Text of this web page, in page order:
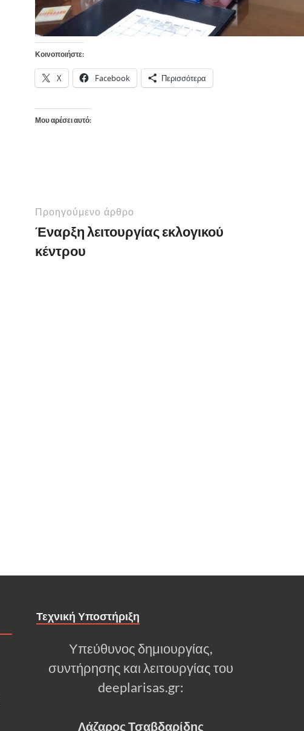
Κοινοποιήστε:
X Facebook Περισσότερα
Μου αρέσει αυτό:
Προηγούμενο άρθρο
Έναρξη λειτουργίας εκλογικού
κέντρου
Τεχνική Υποστήριξη
Υπεύθυνος δημιουργίας,
συντήρησης και λειτουργίας του
deeplarisas.gr:
Λάζαρος Τσαβδαρίδης